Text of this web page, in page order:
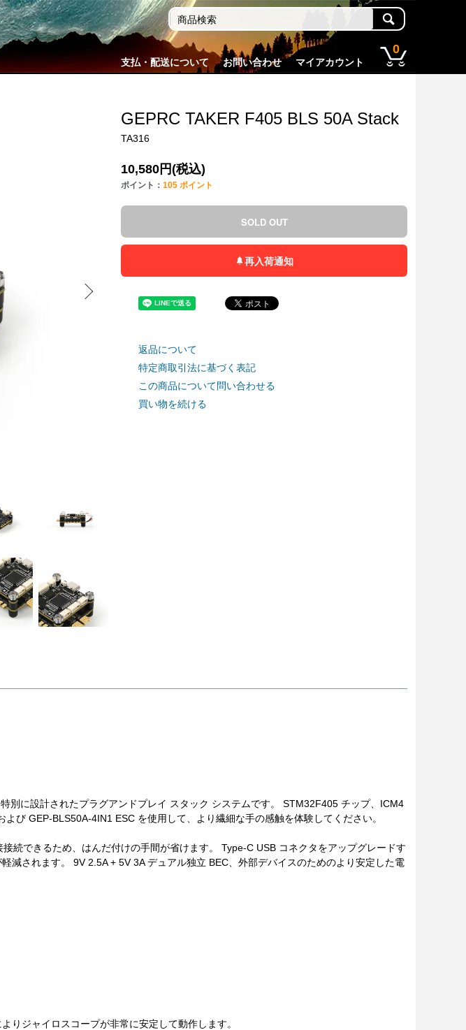
支払・配送について お問い合わせ マイアカウント
0
GEPRC TAKER F405 BLS 50A Stack
TA316
10,580円(税込)
ポイント： 105 ポイント
SOLD OUT
再入荷通知
返品について
特定商取引法に基づく表記
この商品について問い合わせる
買い物を続ける
別に設計されたプラグアンドプレイ スタック システムです。 STM32F405 チップ、ICM4
び GEP-BLS50A-4IN1 ESC を使用して、より繊細な手の感触を体験してください。
続できるため、はんだ付けの手間が省けます。 Type-C USB コネクタをアップグレードす
減されます。 9V 2.5A + 5V 3A デュアル独立 BEC、外部デバイスのためのより安定した電
りジャイロスコープが非常に安定して動作します。